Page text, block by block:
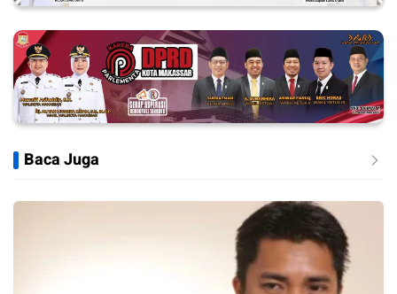
Baca Juga